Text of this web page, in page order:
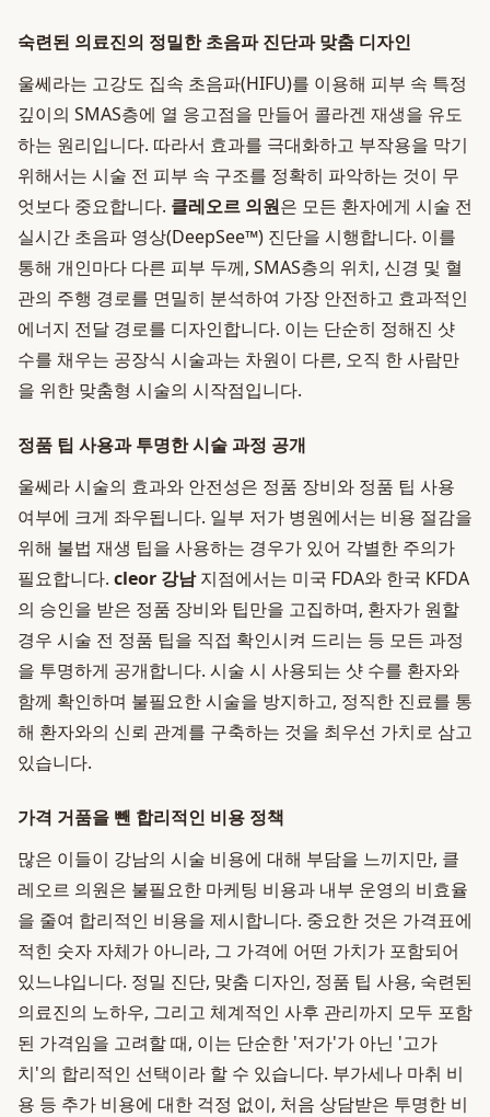
숙련된 의료진의 정밀한 초음파 진단과 맞춤 디자인
울쎄라는 고강도 집속 초음파(HIFU)를 이용해 피부 속 특정
깊이의 SMAS층에 열 응고점을 만들어 콜라겐 재생을 유도
하는 원리입니다. 따라서 효과를 극대화하고 부작용을 막기
위해서는 시술 전 피부 속 구조를 정확히 파악하는 것이 무
엇보다 중요합니다. 클레오르 의원은 모든 환자에게 시술 전
실시간 초음파 영상(DeepSee™) 진단을 시행합니다. 이를
통해 개인마다 다른 피부 두께, SMAS층의 위치, 신경 및 혈
관의 주행 경로를 면밀히 분석하여 가장 안전하고 효과적인
에너지 전달 경로를 디자인합니다. 이는 단순히 정해진 샷
수를 채우는 공장식 시술과는 차원이 다른, 오직 한 사람만
을 위한 맞춤형 시술의 시작점입니다.
정품 팁 사용과 투명한 시술 과정 공개
울쎄라 시술의 효과와 안전성은 정품 장비와 정품 팁 사용
여부에 크게 좌우됩니다. 일부 저가 병원에서는 비용 절감을
위해 불법 재생 팁을 사용하는 경우가 있어 각별한 주의가
필요합니다. cleor 강남지점에서는 미국 FDA와 한국 KFDA
의 승인을 받은 정품 장비와 팁만을 고집하며, 환자가 원할
경우 시술 전 정품 팁을 직접 확인시켜 드리는 등 모든 과정
을 투명하게 공개합니다. 시술 시 사용되는 샷 수를 환자와
함께 확인하며 불필요한 시술을 방지하고, 정직한 진료를 통
해 환자와의 신뢰 관계를 구축하는 것을 최우선 가치로 삼고
있습니다.
가격 거품을 뺀 합리적인 비용 정책
많은 이들이 강남의 시술 비용에 대해 부담을 느끼지만, 클
레오르 의원은 불필요한 마케팅 비용과 내부 운영의 비효율
을 줄여 합리적인 비용을 제시합니다. 중요한 것은 가격표에
적힌 숫자 자체가 아니라, 그 가격에 어떤 가치가 포함되어
있느냐입니다. 정밀 진단, 맞춤 디자인, 정품 팁 사용, 숙련된
의료진의 노하우, 그리고 체계적인 사후 관리까지 모두 포함
된 가격임을 고려할 때, 이는 단순한 '저가'가 아닌 '고가
치'의 합리적인 선택이라 할 수 있습니다. 부가세나 마취 비
용 등 추가 비용에 대한 걱정 없이, 처음 상담받은 투명한 비